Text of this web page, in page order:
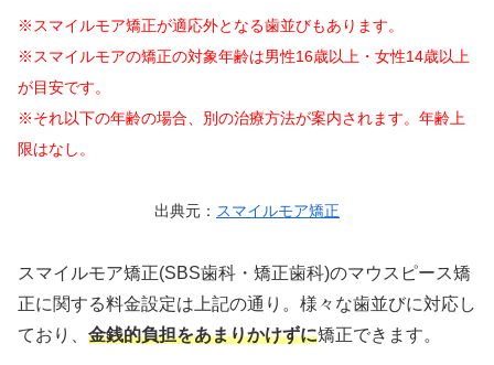
※スマイルモア矯正が適応外となる歯並びもあります。
※スマイルモアの矯正の対象年齢は男性16歳以上・女性14歳以上
が目安です。
※それ以下の年齢の場合、別の治療方法が案内されます。年齢上
限はなし。
出典元： スマイルモア矯正
スマイルモア矯正(SBS歯科・矯正歯科)のマウスピース矯
正に関する料金設定は上記の通り。様々な歯並びに対応し
ており、 金銭的負担をあまりかけずに矯正できます。